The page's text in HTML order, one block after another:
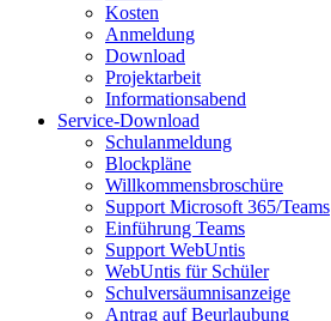
Kosten
Anmeldung
Download
Projektarbeit
Informationsabend
Service-Download
Schulanmeldung
Blockpläne
Willkommensbroschüre
Support Microsoft 365/Teams
Einführung Teams
Support WebUntis
WebUntis für Schüler
Schulversäumnisanzeige
Antrag auf Beurlaubung